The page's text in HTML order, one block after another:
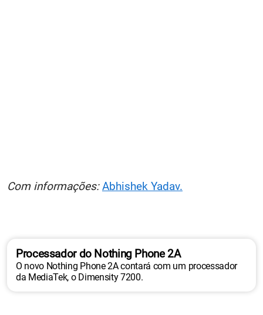
Com informações:Abhishek Yadav.
Processador do Nothing Phone 2A
O novo Nothing Phone 2A contará com um processador
da MediaTek, o Dimensity 7200.